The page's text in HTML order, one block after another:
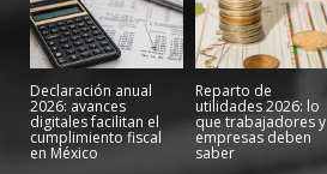
Declaración anual
2026: avances
digitales facilitan el
cumplimiento fiscal
en México
Reparto de
utilidades 2026: lo
que trabajadores y
empresas deben
saber